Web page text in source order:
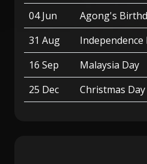
04 Jun
Agong's
31 Aug
Independence
16 Sep
Malaysia Day
25 Dec
Christmas Day